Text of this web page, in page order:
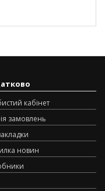
кабінет
замовлень
новин